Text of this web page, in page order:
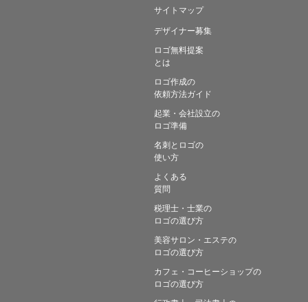
サイトマップ
デザイナー募集
ロゴ無料提案
とは
ロゴ作成の
依頼方法ガイド
起業・会社設立の
ロゴ準備
名刺とロゴの
使い方
よくある
質問
税理士・士業の
ロゴの選び方
美容サロン・エステの
ロゴの選び方
カフェ・コーヒーショップの
ロゴの選び方